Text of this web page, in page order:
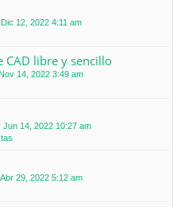
Dic 12, 2022 4:11 am
CAD libre y sencillo
Nov 14, 2022 3:49 am
Jun 14, 2022 10:27 am
29, 2022 5:12 am